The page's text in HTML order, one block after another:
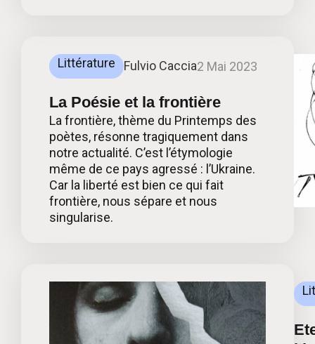
Littérature Fulvio Caccia2 Mai 2023
La Poésie et la frontière
La frontière, thème du Printemps des
poètes, résonne tragiquement dans
notre actualité. C’est l’étymologie
même de ce pays agressé : l’Ukraine.
Car la liberté est bien ce qui fait
frontière, nous sépare et nous
singularise.